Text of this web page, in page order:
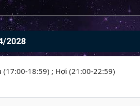
2028
(17:00-18:59) ; Hợi (21:00-22:59)